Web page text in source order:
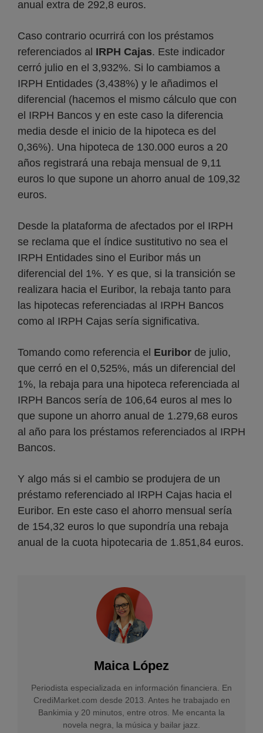
anual extra de 292,8 euros.
Caso contrario ocurrirá con los préstamos
referenciados al IRPH Cajas. Este indicador
cerró julio en el 3,932%. Si lo cambiamos a
IRPH Entidades (3,438%) y le añadimos el
diferencial (hacemos el mismo cálculo que con
el IRPH Bancos y en este caso la diferencia
media desde el inicio de la hipoteca es del
0,36%). Una hipoteca de 130.000 euros a 20
años registrará una rebaja mensual de 9,11
euros lo que supone un ahorro anual de 109,32
euros.
Desde la plataforma de afectados por el IRPH
se reclama que el índice sustitutivo no sea el
IRPH Entidades sino el Euribor más un
diferencial del 1%. Y es que, si la transición se
realizara hacia el Euribor, la rebaja tanto para
las hipotecas referenciadas al IRPH Bancos
como al IRPH Cajas sería significativa.
Tomando como referencia el Euribor de julio,
que cerró en el 0,525%, más un diferencial del
1%, la rebaja para una hipoteca referenciada al
IRPH Bancos sería de 106,64 euros al mes lo
que supone un ahorro anual de 1.279,68 euros
al año para los préstamos referenciados al IRPH
Bancos.
Y algo más si el cambio se produjera de un
préstamo referenciado al IRPH Cajas hacia el
Euribor. En este caso el ahorro mensual sería
de 154,32 euros lo que supondría una rebaja
anual de la cuota hipotecaria de 1.851,84 euros.
Maica López
Periodista especializada en información financiera. En
CrediMarket.com desde 2013. Antes he trabajado en
Bankimia y 20 minutos, entre otros. Me encanta la
novela negra, la música y bailar jazz.